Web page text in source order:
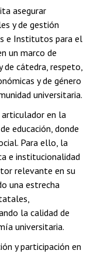
asegurar
y de gestión
e Institutos para el
un marco de
de cátedra, respeto,
y de género
universitaria.
articulador en la
educación, donde
Para ello, la
e institucionalidad
relevante en su
una estrecha
la calidad de
universitaria.
y participación en